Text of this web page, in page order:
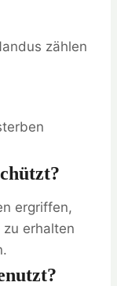
zählen
ergriffen,
erhalten